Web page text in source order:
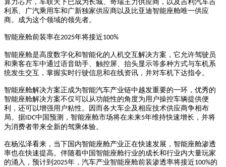
算力芯片，车联天下已成为长城、奇瑞主力供应商，以及吉利汽车吉
利系、广汽乘用车和广新独家供应商以及比亚迪智能座舱唯一供应
商。成为这个领域的领先者。
智能座舱前装率在2025年将接近100%
智能座舱是高度数字化和智能化的人机交互解决方案，它允许驾驶员
和乘客在车中通过语音助手、触控屏、抬头显示等多种方式与车机系
统发生交互，掌握实时行驶信息和在线资讯，并对车机下达指令。
智能座舱解决方案正成为智能汽车产业链中越发重要的一环，优秀的
智能座舱解决方案不仅可以从功能性的角度为用户操控车辆提供便
利，还可以增强用户粘性。因而各大车企及相应技术供应商争相布
局。据IDC中国预测，智能座舱市场将在未来5年维持快速增长，并将
为消费者带来全新的驾乘体验。
在杨泓泽看来，当下国内智能座舱产业正在快速发展，智能座舱渗透
率也在快速提高。伴随着中国智能座舱行业的成长和行业内大量玩家
的涌入，预计到 2025年，汽车产业智能座舱前装渗透率将接近100%的